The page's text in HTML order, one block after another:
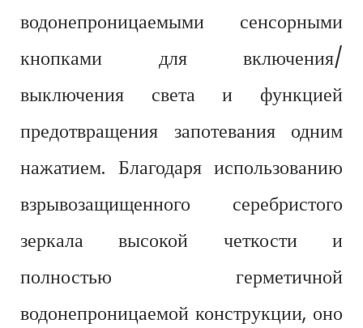
водонепроницаемыми сенсорными
кнопками для включения/
выключения света и функцией
предотвращения запотевания одним
нажатием. Благодаря использованию
взрывозащищенного серебристого
зеркала высокой четкости и
полностью герметичной
водонепроницаемой конструкции, оно